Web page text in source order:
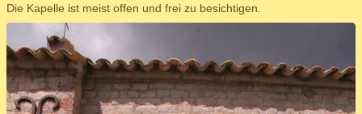
Die Kapelle ist meist offen und frei zu besichtigen.